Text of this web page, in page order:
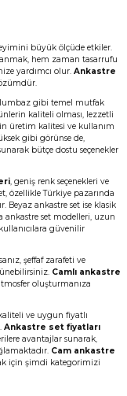
büyük ölçüde etkiler.
hem zaman tasarrufu
yardımcı olur. Ankastre
gibi temel mutfak
kaliteli olması, lezzetli
üretim kalitesi ve kullanım
gibi görünse de,
bütçe dostu seçenekler
, geniş renk seçenekleri ve
özellikle Türkiye pazarında
Beyaz ankastre set ise klasik
ankastre set modelleri, uzun
güvenilir
şeffaf zarafeti ve
Camlı ankastre
oluşturmanıza
ve uygun fiyatlı
Ankastre set fiyatları
avantajlar sunarak,
Cam ankastre
için şimdi kategorimizi